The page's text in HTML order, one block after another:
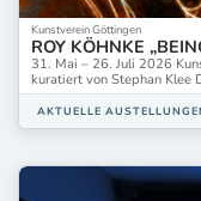
Kunstverein Göttingen
ROY KÖHNKE
31. Mai – 26. Juli 2026
kuratiert von Stephan Klee
AKTUELLE